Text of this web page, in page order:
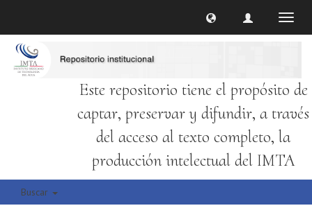
Este repositorio tiene el propósito de
captar, preservar y difundir, a través
del acceso al texto completo, la
producción intelectual del IMTA
Buscar